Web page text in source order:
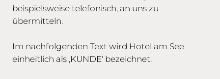
beispielsweise telefonisch, an uns zu
übermitteln.
Im nachfolgenden Text wird Hotel am See
einheitlich als ‚KUNDE‘ bezeichnet.